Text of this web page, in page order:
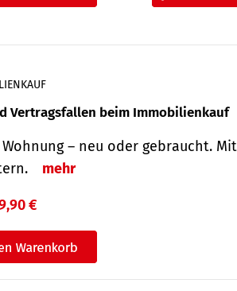
Vertragsfallen beim Immobilienkauf
– neu oder gebraucht.
mehr
€